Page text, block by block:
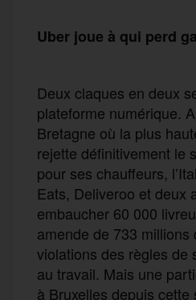
Uber joue à qui perd
Deux claques en deux
plateforme numérique.
Bretagne où la plus
rejette définitivement le
pour ses chauffeurs,
Eats, Deliveroo et deux
embaucher 60 000
amende de 733 millions
violations des règles de
au travail. Mais une
à Bruxelles depuis cette